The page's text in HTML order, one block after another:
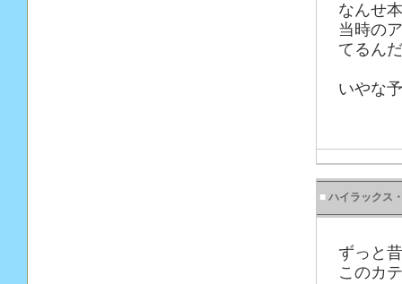
なんせ
当時の
てるん
いやな
■ ハイラックス
ずっと
このカ